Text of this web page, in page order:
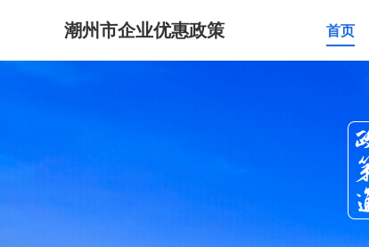
潮州市企业优惠政策 首页